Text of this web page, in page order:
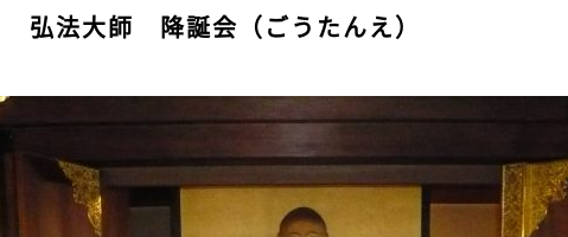
弘法大師 降誕会（ごうたんえ）